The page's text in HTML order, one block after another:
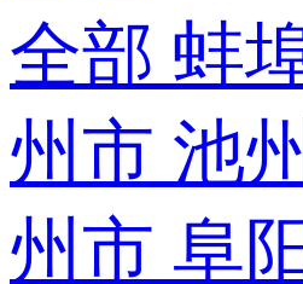
全部 蚌
州市 池
州市 阜